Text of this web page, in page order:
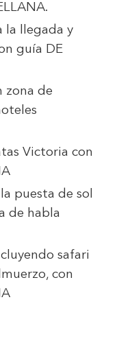
la llegada y
guía DE
zona de
Victoria con
puesta de sol
de habla
safari
con